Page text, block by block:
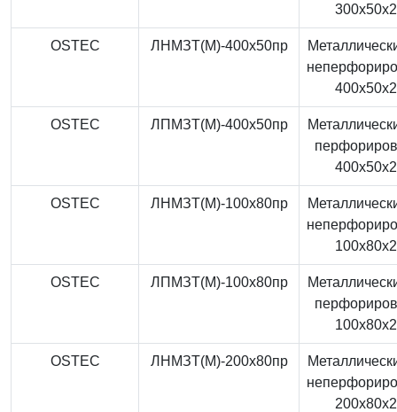
OSTEC ЛНМЗТ(М)-400x50пр
OSTEC ЛПМЗТ(М)-400x50пр
OSTEC ЛНМЗТ(М)-100x80пр
OSTEC ЛПМЗТ(М)-100x80пр
OSTEC ЛНМЗТ(М)-200x80пр